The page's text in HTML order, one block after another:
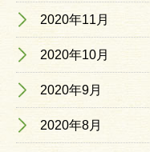
2020年11月
2020年10月
2020年9月
2020年8月